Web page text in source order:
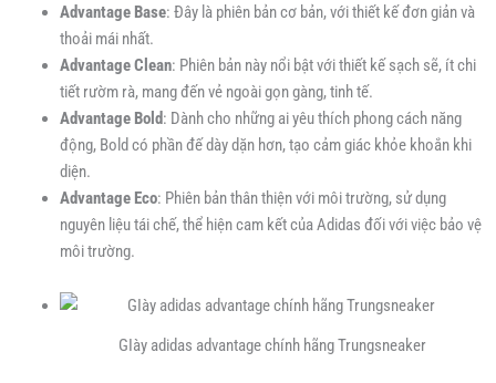
Advantage Base: Đây là phiên bản cơ bản, với thiết kế đơn giản và
thoải mái nhất.
Advantage Clean: Phiên bản này nổi bật với thiết kế sạch sẽ, ít chi
tiết rườm rà, mang đến vẻ ngoài gọn gàng, tinh tế.
Advantage Bold: Dành cho những ai yêu thích phong cách năng
động, Bold có phần đế dày dặn hơn, tạo cảm giác khỏe khoắn khi
diện.
Advantage Eco: Phiên bản thân thiện với môi trường, sử dụng
nguyên liệu tái chế, thể hiện cam kết của Adidas đối với việc bảo vệ
môi trường.
GIày adidas advantage chính hãng Trungsneaker